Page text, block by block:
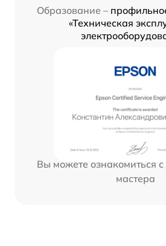
Образование –
«Техническая
Вы можете ознакомиться
мастера